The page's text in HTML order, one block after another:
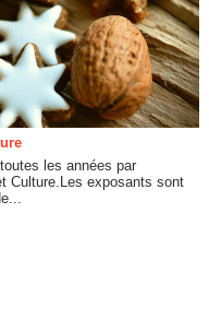
les années par
Culture.Les exposants sont